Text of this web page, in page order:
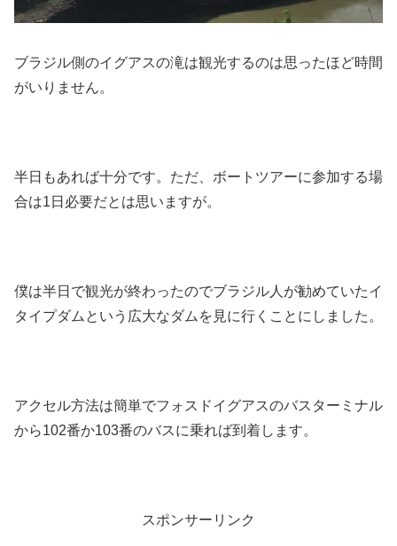
ブラジル側のイグアスの滝は観光するのは思ったほど時間
がいりません。
半日もあれば十分です。ただ、ボートツアーに参加する場
合は1日必要だとは思いますが。
僕は半日で観光が終わったのでブラジル人が勧めていたイ
タイプダムという広大なダムを見に行くことにしました。
アクセル方法は簡単でフォスドイグアスのバスターミナル
から102番か103番のバスに乗れば到着します。
スポンサーリンク